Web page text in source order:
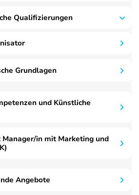
Qualifizierungen
Grundlagen
und Künstliche
Manager/in mit Marketing und
Angebote